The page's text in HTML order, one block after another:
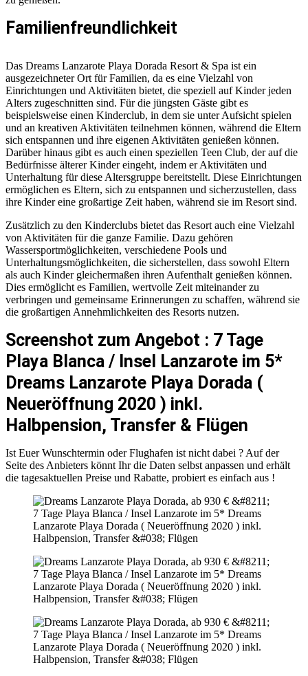
Familienfreundlichkeit
Das Dreams Lanzarote Playa Dorada Resort & Spa ist ein
ausgezeichneter Ort für Familien, da es eine Vielzahl von
Einrichtungen und Aktivitäten bietet, die speziell auf Kinder jeden
Alters zugeschnitten sind. Für die jüngsten Gäste gibt es
beispielsweise einen Kinderclub, in dem sie unter Aufsicht spielen
und an kreativen Aktivitäten teilnehmen können, während die Eltern
sich entspannen und ihre eigenen Aktivitäten genießen können.
Darüber hinaus gibt es auch einen speziellen Teen Club, der auf die
Bedürfnisse älterer Kinder eingeht, indem er Aktivitäten und
Unterhaltung für diese Altersgruppe bereitstellt. Diese Einrichtungen
ermöglichen es Eltern, sich zu entspannen und sicherzustellen, dass
ihre Kinder eine großartige Zeit haben, während sie im Resort sind.
Zusätzlich zu den Kinderclubs bietet das Resort auch eine Vielzahl
von Aktivitäten für die ganze Familie. Dazu gehören
Wassersportmöglichkeiten, verschiedene Pools und
Unterhaltungsmöglichkeiten, die sicherstellen, dass sowohl Eltern
als auch Kinder gleichermaßen ihren Aufenthalt genießen können.
Dies ermöglicht es Familien, wertvolle Zeit miteinander zu
verbringen und gemeinsame Erinnerungen zu schaffen, während sie
die großartigen Annehmlichkeiten des Resorts nutzen.
Screenshot zum Angebot : 7 Tage
Playa Blanca / Insel Lanzarote im 5*
Dreams Lanzarote Playa Dorada (
Neueröffnung 2020 ) inkl.
Halbpension, Transfer & Flügen
Ist Euer Wunschtermin oder Flughafen ist nicht dabei ? Auf der
Seite des Anbieters könnt Ihr die Daten selbst anpassen und erhält
die tagesaktuellen Preise und Rabatte, probiert es einfach aus !